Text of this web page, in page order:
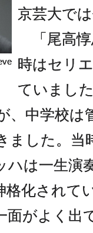
京芸大で
「尾高惇
時はセリ
ていまし
、中学校は
ました。当
ハは一生演
格化されて
面がよく出